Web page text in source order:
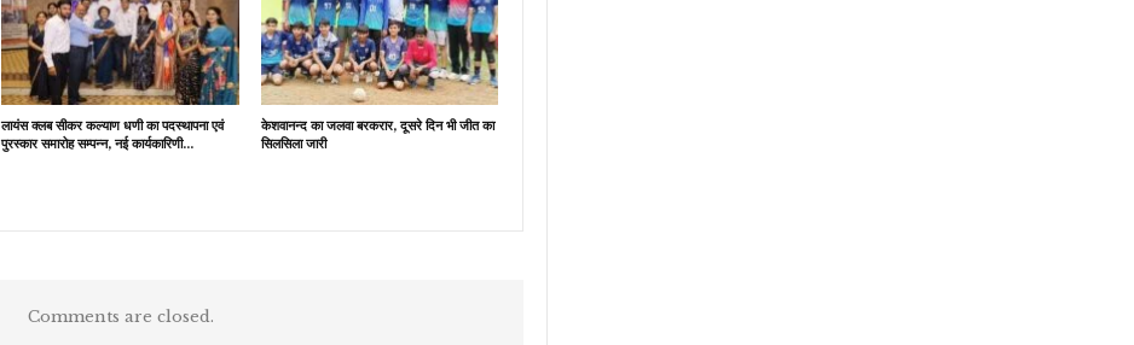
लायंस क्लब सीकर कल्याण धणी का पदस्थापना एवं
पुरस्कार समारोह सम्पन्न, नई कार्यकारिणी…
केशवानन्द का जलवा बरकरार, दूसरे दिन भी जीत का
सिलसिला जारी
Comments are closed.